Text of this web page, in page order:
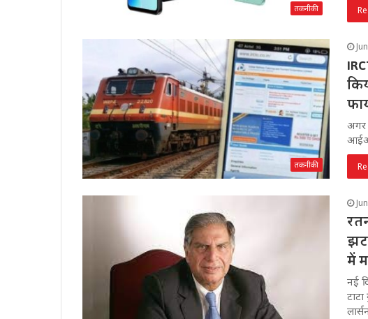
तकनीकी
तकनीकी
अगर
में
नई